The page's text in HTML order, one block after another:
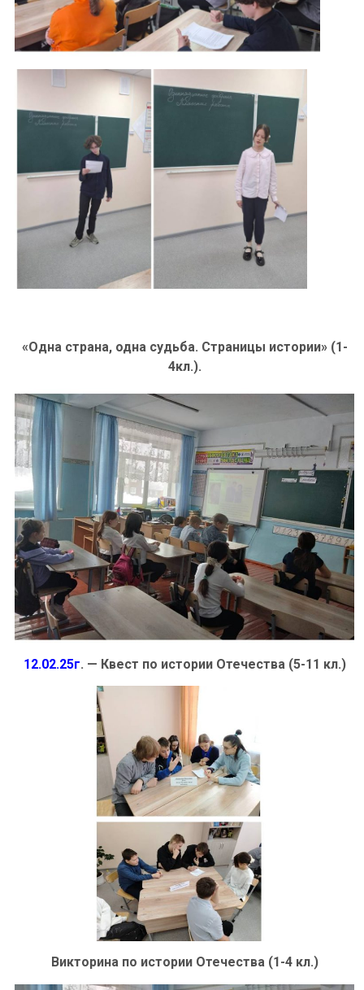
«Одна страна, одна судьба. Страницы истории» (1-
4кл.).
12.02.25г. — Квест по истории Отечества (5-11 кл.)
Викторина по истории Отечества (1-4 кл.)